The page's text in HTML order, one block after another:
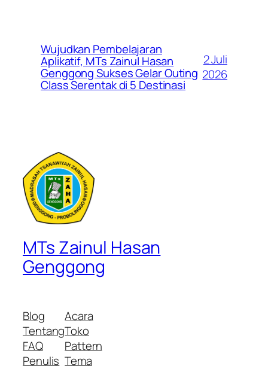
Wujudkan Pembelajaran
Aplikatif, MTs Zainul Hasan
Genggong Sukses Gelar Outing
Class Serentak di 5 Destinasi
2 Juli
2026
MTs Zainul Hasan
Genggong
Blog
Tentang
FAQ
Penulis
Acara
Toko
Pattern
Tema